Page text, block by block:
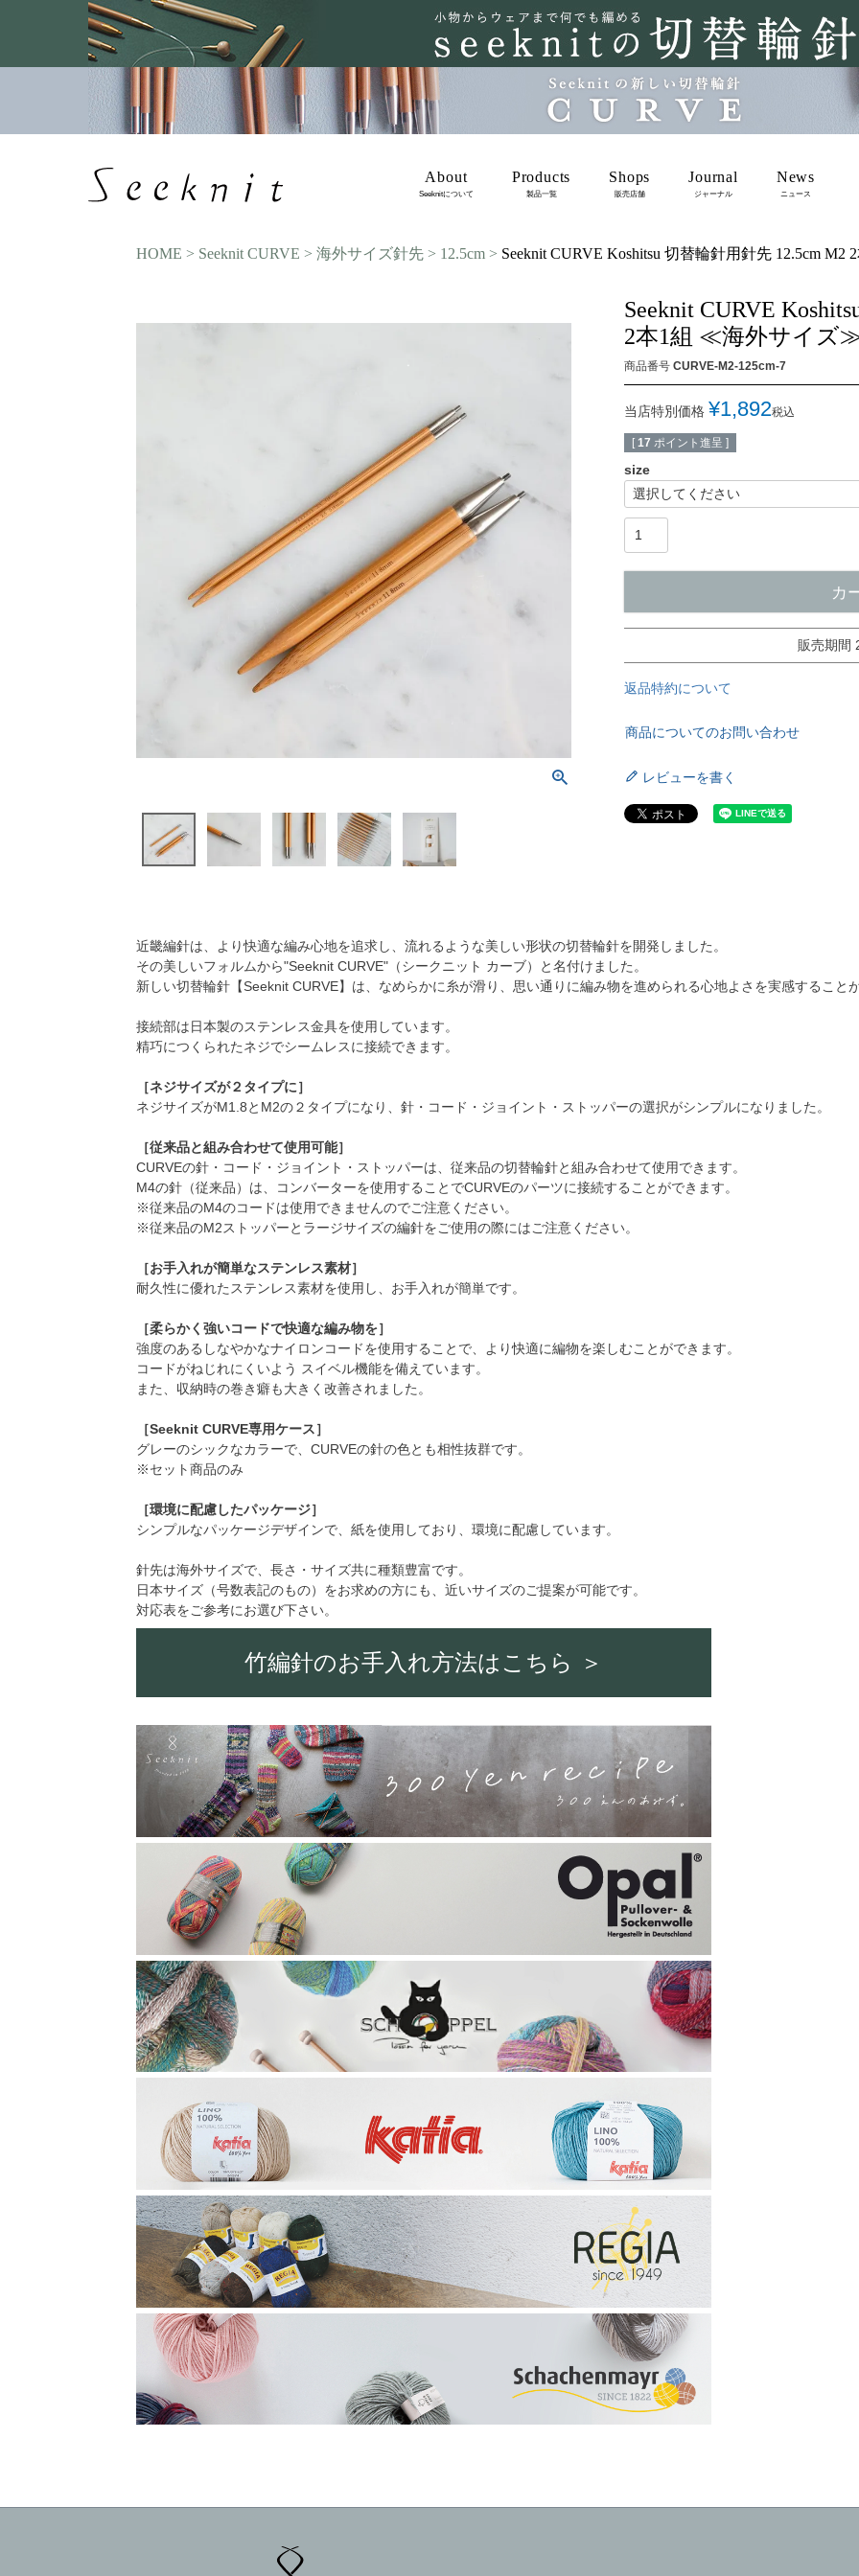
About
Seeknitについて
Products
製品一覧
Shops
販売店舗
Journal
ジャーナル
News
ニュース
HOME Seeknit CURVE 海外サイズ針先 12.5cm Seeknit CURVE Koshitsu 切替輪針用針先 12.5cm
Seeknit CURVE
2本1組 ≪海外サイズ≫
商品番号 CURVE-M2-125cm-7
当店特別価格 ¥1,892税込
[ 17 ポイント進呈 ]
size
カ
販売期間
返品特約について
商品についてのお問い合わせ
レビューを書く
近畿編針は、より快適な編み心地を追求し、流れるような美しい形状の切替輪針を開発しました。
その美しいフォルムから"Seeknit CURVE"（シークニット カーブ）と名付けました。
新しい切替輪針【Seeknit CURVE】は、なめらかに糸が滑り、思い通りに編み物を進められる心地よさを実感することが
接続部は日本製のステンレス金具を使用しています。
精巧につくられたネジでシームレスに接続できます。
［ネジサイズが２タイプに］
ネジサイズがM1.8とM2の２タイプになり、針・コード・ジョイント・ストッパーの選択がシンプルになりました。
［従来品と組み合わせて使用可能］
CURVEの針・コード・ジョイント・ストッパーは、従来品の切替輪針と組み合わせて使用できます。
M4の針（従来品）は、コンバーターを使用することでCURVEのパーツに接続することができます。
※従来品のM4のコードは使用できませんのでご注意ください。
※従来品のM2ストッパーとラージサイズの編針をご使用の際にはご注意ください。
［お手入れが簡単なステンレス素材］
耐久性に優れたステンレス素材を使用し、お手入れが簡単です。
［柔らかく強いコードで快適な編み物を］
強度のあるしなやかなナイロンコードを使用することで、より快適に編物を楽しむことができます。
コードがねじれにくいよう スイベル機能を備えています。
また、収納時の巻き癖も大きく改善されました。
［Seeknit CURVE専用ケース］
グレーのシックなカラーで、CURVEの針の色とも相性抜群です。
※セット商品のみ
［環境に配慮したパッケージ］
シンプルなパッケージデザインで、紙を使用しており、環境に配慮しています。
針先は海外サイズで、長さ・サイズ共に種類豊富です。
日本サイズ（号数表記のもの）をお求めの方にも、近いサイズのご提案が可能です。
対応表をご参考にお選び下さい。
竹編針のお手入れ方法はこちら ＞